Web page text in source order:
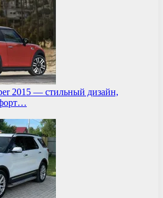
2015 — стильный дизайн,